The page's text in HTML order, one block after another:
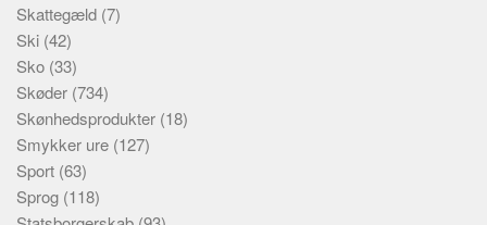
Skattegæld (7)
Ski (42)
Sko (33)
Skøder (734)
Skønhedsprodukter (18)
Smykker ure (127)
Sport (63)
Sprog (118)